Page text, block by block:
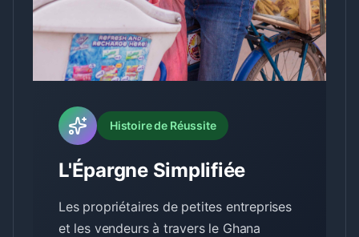
Histoire de Réussite
L'Épargne Simplifiée
Les propriétaires de petites entreprises
et les vendeurs à travers le Ghana